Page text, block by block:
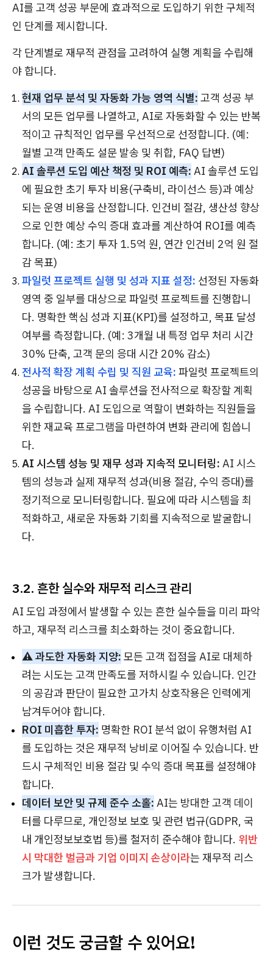
AI를 고객 성공 부문에 효과적으로 도입하기 위한 구체적
인 단계를 제시합니다.
각 단계별로 재무적 관점을 고려하여 실행 계획을 수립해
야 합니다.
현재 업무 분석 및 자동화 가능 영역 식별: 고객 성공 부
서의 모든 업무를 나열하고, AI로 자동화할 수 있는 반복
적이고 규칙적인 업무를 우선적으로 선정합니다. (예:
월별 고객 만족도 설문 발송 및 취합, FAQ 답변)
AI 솔루션 도입 예산 책정 및 ROI 예측: AI 솔루션 도입
에 필요한 초기 투자 비용(구축비, 라이선스 등)과 예상
되는 운영 비용을 산정합니다. 인건비 절감, 생산성 향상
으로 인한 예상 수익 증대 효과를 계산하여 ROI를 예측
합니다. (예: 초기 투자 1.5억 원, 연간 인건비 2억 원 절
감 목표)
파일럿 프로젝트 실행 및 성과 지표 설정: 선정된 자동화
영역 중 일부를 대상으로 파일럿 프로젝트를 진행합니
다. 명확한 핵심 성과 지표(KPI)를 설정하고, 목표 달성
여부를 측정합니다. (예: 3개월 내 특정 업무 처리 시간
30% 단축, 고객 문의 응대 시간 20% 감소)
전사적 확장 계획 수립 및 직원 교육: 파일럿 프로젝트의
성공을 바탕으로 AI 솔루션을 전사적으로 확장할 계획
을 수립합니다. AI 도입으로 역할이 변화하는 직원들을
위한 재교육 프로그램을 마련하여 변화 관리에 힘씁니
다.
AI 시스템 성능 및 재무 성과 지속적 모니터링: AI 시스
템의 성능과 실제 재무적 성과(비용 절감, 수익 증대)를
정기적으로 모니터링합니다. 필요에 따라 시스템을 최
적화하고, 새로운 자동화 기회를 지속적으로 발굴합니
다.
3.2. 흔한 실수와 재무적 리스크 관리
AI 도입 과정에서 발생할 수 있는 흔한 실수들을 미리 파악
하고, 재무적 리스크를 최소화하는 것이 중요합니다.
⚠️ 과도한 자동화 지양: 모든 고객 접점을 AI로 대체하
려는 시도는 고객 만족도를 저하시킬 수 있습니다. 인간
의 공감과 판단이 필요한 고가치 상호작용은 인력에게
남겨두어야 합니다.
ROI 미흡한 투자: 명확한 ROI 분석 없이 유행처럼 AI
를 도입하는 것은 재무적 낭비로 이어질 수 있습니다. 반
드시 구체적인 비용 절감 및 수익 증대 목표를 설정해야
합니다.
데이터 보안 및 규제 준수 소홀: AI는 방대한 고객 데이
터를 다루므로, 개인정보 보호 및 관련 법규(GDPR, 국
내 개인정보보호법 등)를 철저히 준수해야 합니다. 위반
시 막대한 벌금과 기업 이미지 손상이라는 재무적 리스
크가 발생합니다.
이런 것도 궁금할 수 있어요!